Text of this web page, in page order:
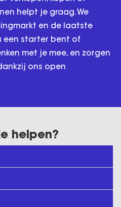
helpt je graag. We
en de laatste
een starter bent of
met je mee, en zorgen
ons open
helpen?